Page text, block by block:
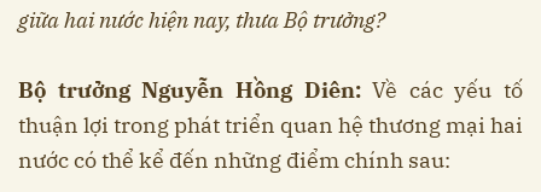
giữa hai nước hiện nay, thưa Bộ trưởng?
Bộ trưởng Nguyễn Hồng Diên:Về các yếu tố
thuận lợi trong phát triển quan hệ thương mại hai
nước có thể kể đến những điểm chính sau: